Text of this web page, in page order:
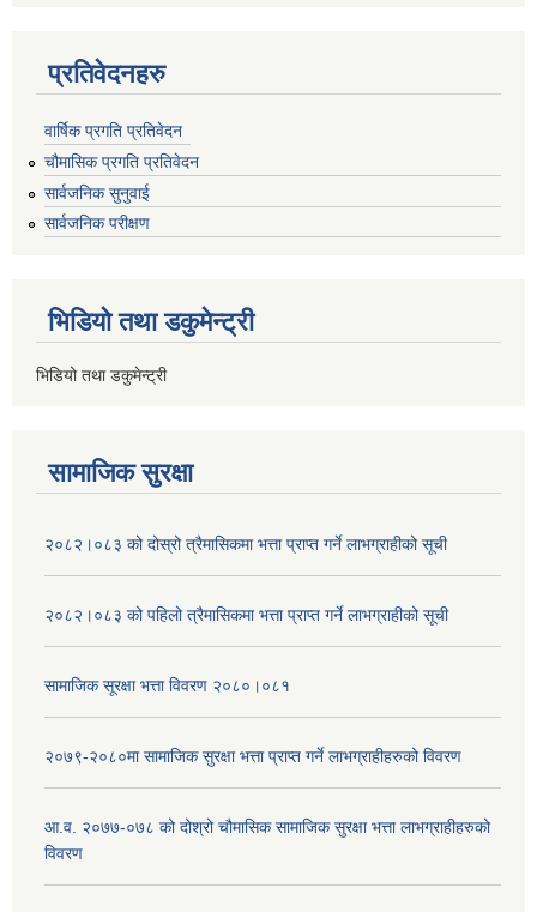
प्रतिवेदनहरु
वार्षिक प्रगति प्रतिवेदन
चौमासिक प्रगति प्रतिवेदन
सार्वजनिक सुनुवाई
सार्वजनिक परीक्षण
भिडियो तथा डकुमेन्ट्री
भिडियो तथा डकुमेन्ट्री
सामाजिक सुरक्षा
२०८२।०८३ को दोस्रो त्रैमासिकमा भत्ता प्राप्‍त गर्ने लाभग्राहीको सूची
२०८२।०८३ को पहिलो त्रैमासिकमा भत्ता प्राप्‍त गर्ने लाभग्राहीको सूची
सामाजिक सूरक्षा भत्ता विवरण २०८०।०८१
२०७९-२०८०मा सामाजिक सुरक्षा भत्ता प्राप्त गर्ने लाभग्राहीहरुको विवरण
आ.व. २०७७-०७८ को दोश्रो चौमासिक सामाजिक सुरक्षा भत्ता लाभग्राहीहरुको
विवरण